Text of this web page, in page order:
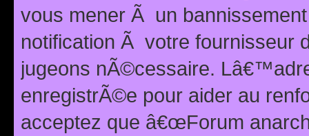
vous mener Ã un
notification Ã votre fournisseur
jugeons nÃ©cessaire.
enregistrÃ©e pour aider au
acceptez que â€œForum